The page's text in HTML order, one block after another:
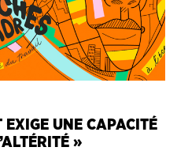
UNE CAPACITÉ
»